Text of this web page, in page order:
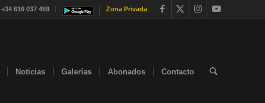
+34 616 037 489 Zona Privada
Noticias Galerías Abonados Contacto